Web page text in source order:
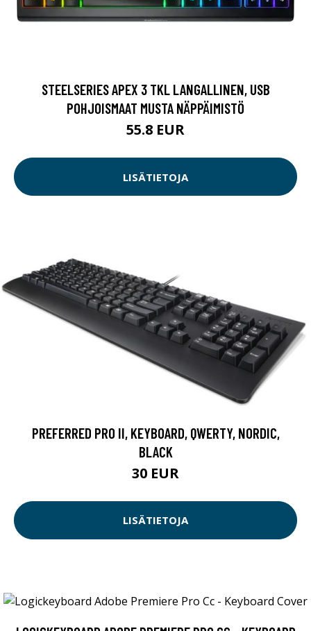
STEELSERIES APEX 3 TKL LANGALLINEN, USB
POHJOISMAAT MUSTA NÄPPÄIMISTÖ
55.8 EUR
LISÄTIETOJA
PREFERRED PRO II, KEYBOARD, QWERTY, NORDIC,
BLACK
30 EUR
LISÄTIETOJA